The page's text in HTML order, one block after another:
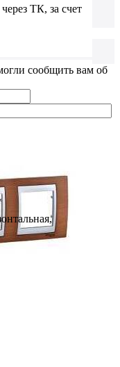
ТК, за счет
сообщить вам об